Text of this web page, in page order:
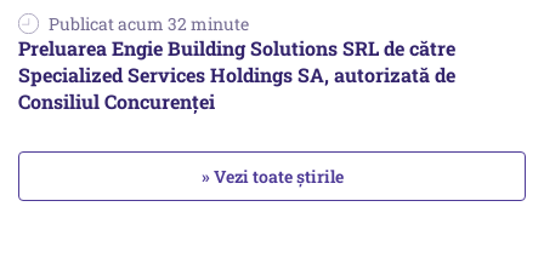
Publicat acum 32 minute
Preluarea Engie Building Solutions SRL de către
Specialized Services Holdings SA, autorizată de
Consiliul Concurenţei
» Vezi toate știrile